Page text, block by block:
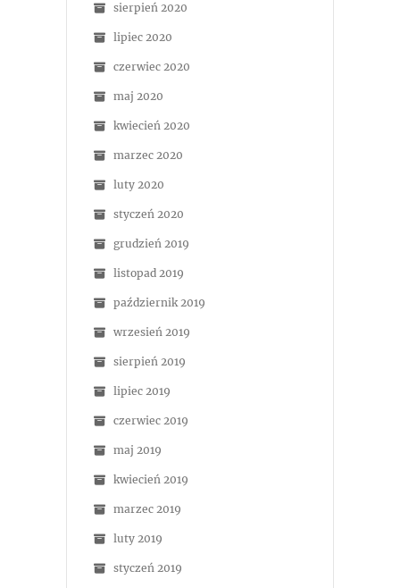
sierpień 2020
lipiec 2020
czerwiec 2020
maj 2020
kwiecień 2020
marzec 2020
luty 2020
styczeń 2020
grudzień 2019
listopad 2019
październik 2019
wrzesień 2019
sierpień 2019
lipiec 2019
czerwiec 2019
maj 2019
kwiecień 2019
marzec 2019
luty 2019
styczeń 2019